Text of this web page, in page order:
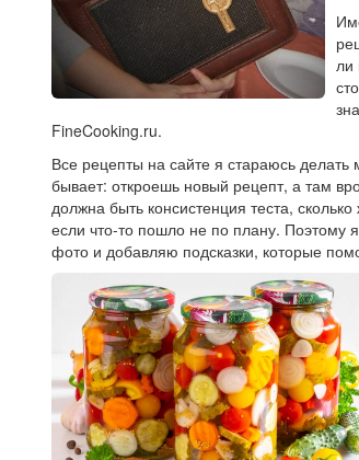
ли
FineCooking.ru.
Все рецепты на сайте я стараюсь
бывает: откроешь новый рецепт, а там
должна быть консистенция теста,
если что-то пошло не по плану.
фото и добавляю подсказки, которые